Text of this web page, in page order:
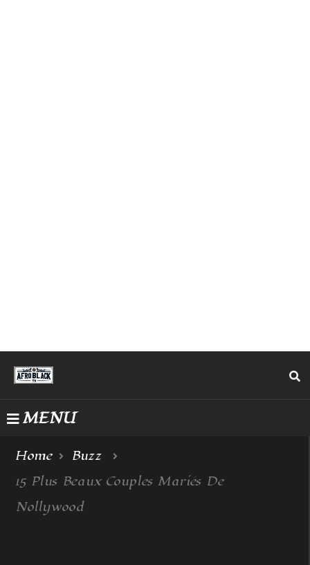
MENU
Home
Buzz
15 Plus Beaux Couples Mariés De
Nollywood